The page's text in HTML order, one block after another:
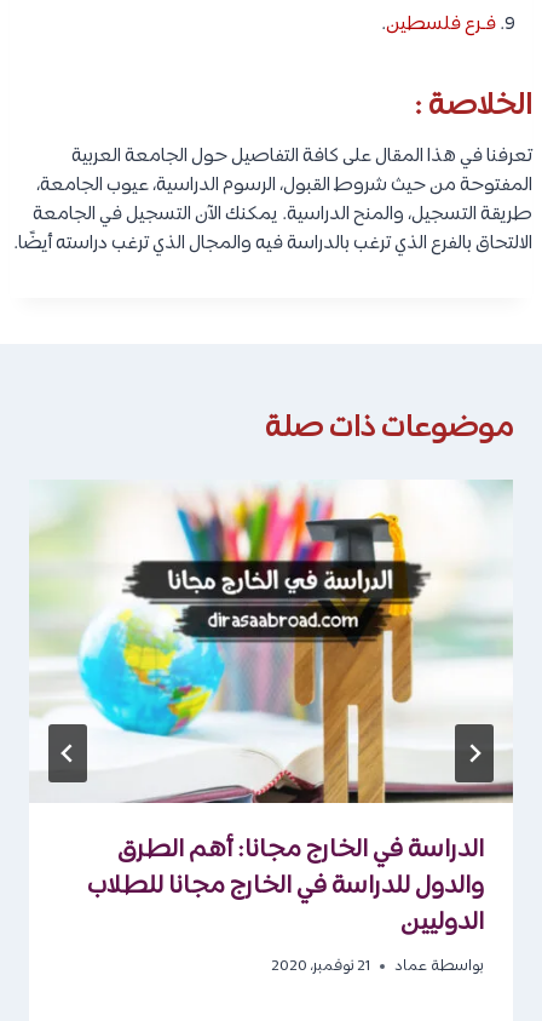
فـرع فلسطين.
الخلاصة :
تعرفنا في هذا المقال على كافة التفاصيل حول الجامعة العربية
المفتوحة من حيث شروط القبول، الرسوم الدراسية، عيوب الجامعة،
طريقة التسجيل، والمنح الدراسية. يمكنك الآن التسجيل في الجامعة
الالتحاق بالفرع الذي ترغب بالدراسة فيه والمجال الذي ترغب دراسته أيضًا.
موضوعات ذات صلة
الدراسة في الخارج مجانا: أهم الطرق
والدول للدراسة في الخارج مجانا للطلاب
الدوليين
بواسطة عماد 21 نوفمبر، 2020